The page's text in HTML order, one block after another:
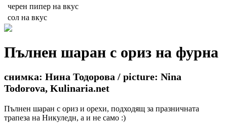
черен пипер на вкус
сол на вкус
Пълнен шаран с ориз на фурна
снимка: Нина Тодорова / picture: Nina
Todorova, Kulinaria.net
Пълнен шаран с ориз и орехи, подходящ за празничната
трапеза на Никуледн, а и не само :)